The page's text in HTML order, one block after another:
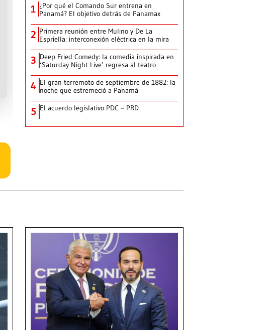
1 ¿Por qué el Comando Sur entrena en
Panamá? El objetivo detrás de Panamax
2 Primera reunión entre Mulino y De La
Espriella: interconexión eléctrica en la mira
3 Deep Fried Comedy: la comedia inspirada en
‘Saturday Night Live’ regresa al teatro
4 El gran terremoto de septiembre de 1882: la
noche que estremeció a Panamá
5 El acuerdo legislativo PDC – PRD